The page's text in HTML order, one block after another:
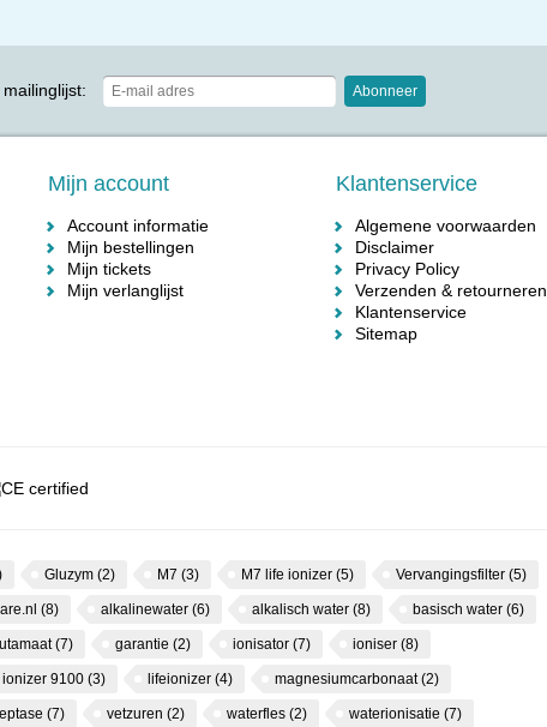
Abonneer
Mijn account
Account informatie
Mijn bestellingen
Mijn tickets
Mijn verlanglijst
Klantenservice
Algemene voorwaarden
Disclaimer
Privacy Policy
Verzenden & retourneren
Klantenservice
Sitemap
Gluzym (2) M7 (3) M7 life ionizer (5) Vervangingsfilter (5)
(8) alkalinewater (6) alkalisch water (8) basisch water (6)
(7) garantie (2) ionisator (7) ioniser (8)
ionizer 9100 (3) lifeionizer (4) magnesiumcarbonaat(2)
(7) vetzuren (2) waterfles (2) waterionisatie (7)